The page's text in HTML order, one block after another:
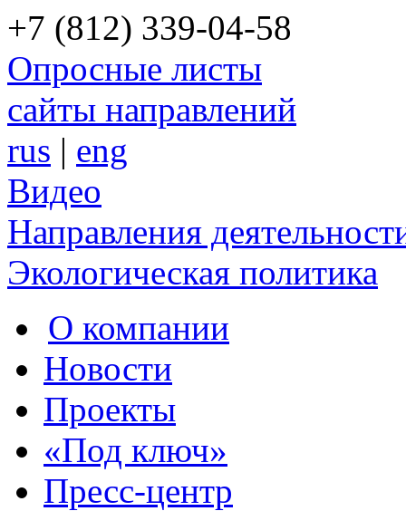
+7 (812) 339-04-58
Опросные листы
сайты направлений
rus | eng
Видео
Направления
Экологическая политика
О компании
Новости
Проекты
«Под ключ»
Пресс-центр